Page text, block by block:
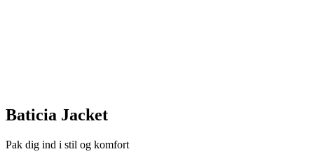
Baticia Jacket
Pak dig ind i stil og komfort